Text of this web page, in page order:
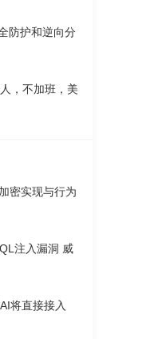
防护和逆向分
，不加班，美
密实现与行为
注入漏洞 威
将直接接入